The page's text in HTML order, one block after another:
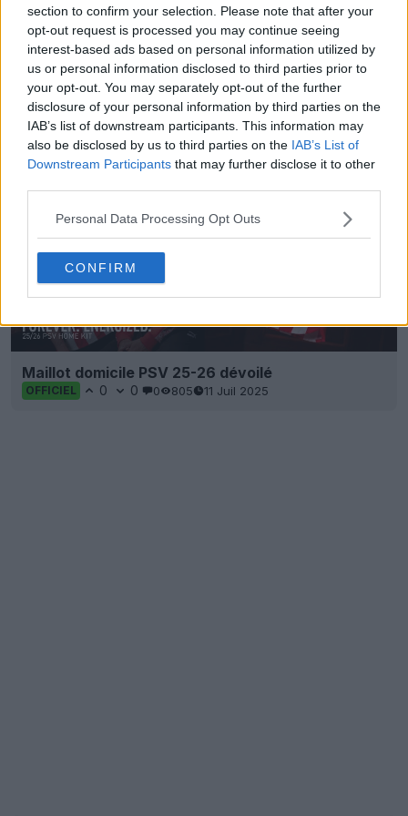
section to confirm your selection. Please note that after your
opt-out request is processed you may continue seeing
interest-based ads based on personal information utilized by
us or personal information disclosed to third parties prior to
your opt-out. You may separately opt-out of the further
disclosure of your personal information by third parties on the
IAB’s list of downstream participants. This information may
also be disclosed by us to third parties on the IAB’s List of
Downstream Participants that may further disclose it to other
Personal Data Processing Opt Outs
CONFIRM
Dest porte un maillot Puma du PSV sans logo - Le
maillot est vendu aux enchères
1 0 0 175 18 Nov 2025
Maillot domicile PSV 25-26 dévoilé
OFFICIEL 0 0 0 805 11 Juil 2025